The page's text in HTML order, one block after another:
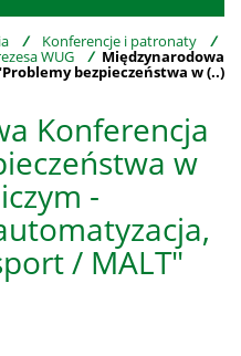
/ Konferencje i patronaty /
WUG / Międzynarodowa
bezpieczeństwa w (..)
Konferencja
w
-
/ MALT"